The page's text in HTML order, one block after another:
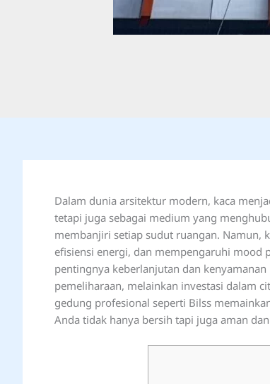
Dalam dunia arsitektur modern, kaca
tetapi juga sebagai medium yang
membanjiri setiap sudut ruangan. Namun,
efisiensi energi, dan mempengaruhi mood
pentingnya keberlanjutan dan
pemeliharaan, melainkan investasi dalam
gedung profesional seperti Bilss
Anda tidak hanya bersih tapi juga aman